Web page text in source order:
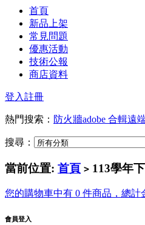
首頁
新品上架
常見問題
優惠活動
技術公報
商店資料
登入註冊
熱門搜索： 防火牆adobe 合輯遠
搜尋：
當前位置: 首頁 > 113學年
您的購物車中有 0 件商品，總計
會員登入